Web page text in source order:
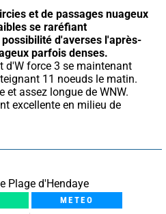
et de passages nuageux
se raréfiant
d'averses l'après-
parfois denses.
11 noeuds le matin.
et assez longue de WNW.
excellente en milieu de
Plage d'Hendaye
METEO